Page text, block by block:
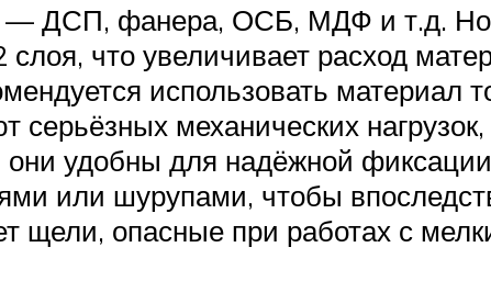
ДСП, фанера, ОСБ, МДФ и т.д. Но
слоя, что увеличивает расход
использовать материал
серьёзных механических
удобны для надёжной
или шурупами, чтобы
щели, опасные при работах с